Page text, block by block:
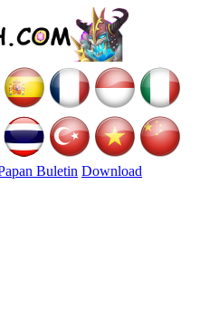
Buletin Download